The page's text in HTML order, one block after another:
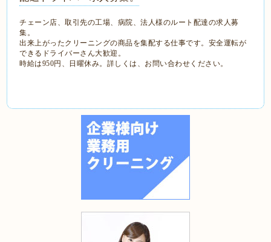
チェーン店、取引先の工場、病院、法人様のルート配達の求人募
集。
出来上がったクリーニングの商品を集配する仕事です。安全運転が
できるドライバーさん大歓迎。
時給は950円、日曜休み。詳しくは、お問い合わせください。